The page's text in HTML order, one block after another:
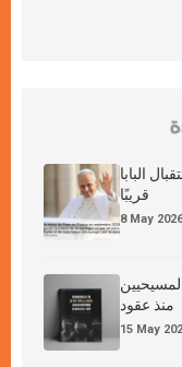
البابا
قريبًا
8 May 2026
منذ عقود
15 May